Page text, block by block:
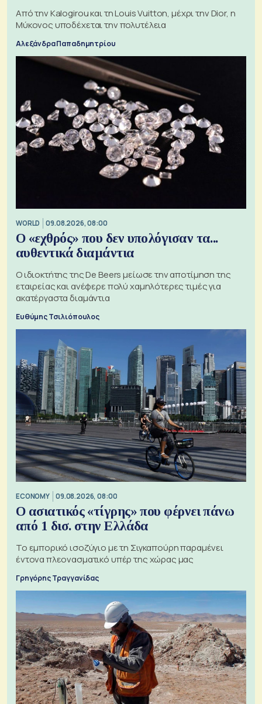
Από την Kalogirou και τη Louis Vuitton, μέχρι την Dior, η
Μύκονος υποδέχεται την πολυτέλεια
Αλεξάνδρα Παπαδημητρίου
WORLD 09.08.2026, 08:00
Ο «εχθρός» που δεν υπολόγισαν τα...
αυθεντικά διαμάντια
Ο ιδιοκτήτης της De Beers μείωσε την αποτίμηση της
εταιρείας και ανέφερε πολύ χαμηλότερες τιμές για
ακατέργαστα διαμάντια
Ευθύμης Τσιλιόπουλος
ECONOMY 09.08.2026, 08:00
Ο ασιατικός «τίγρης» που φέρνει πάνω
από 1 δισ. στην Ελλάδα
Το εμπορικό ισοζύγιο με τη Σιγκαπούρη παραμένει
έντονα πλεονασματικό υπέρ της χώρας μας
Γρηγόρης Τραγγανίδας